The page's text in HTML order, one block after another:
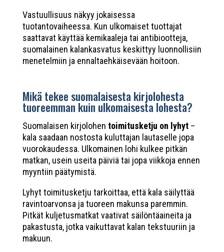
Vastuullisuus näkyy jokaisessa
tuotantovaiheessa. Kun ulkomaiset tuottajat
saattavat käyttää kemikaaleja tai antibiootteja,
suomalainen kalankasvatus keskittyy luonnollisiin
menetelmiin ja ennaltaehkäisevään hoitoon.
Mikä tekee suomalaisesta kirjolohesta
tuoreemman kuin ulkomaisesta lohesta?
Suomalaisen kirjolohen toimitusketju on lyhyt–
kala saadaan nostosta kuluttajan lautaselle jopa
vuorokaudessa. Ulkomainen lohi kulkee pitkän
matkan, usein useita päiviä tai jopa viikkoja ennen
myyntiin päätymistä.
Lyhyt toimitusketju tarkoittaa, että kala säilyttää
ravintoarvonsa ja tuoreen makunsa paremmin.
Pitkät kuljetusmatkat vaativat säilöntäaineita ja
pakastusta, jotka vaikuttavat kalan tekstuuriin ja
makuun.